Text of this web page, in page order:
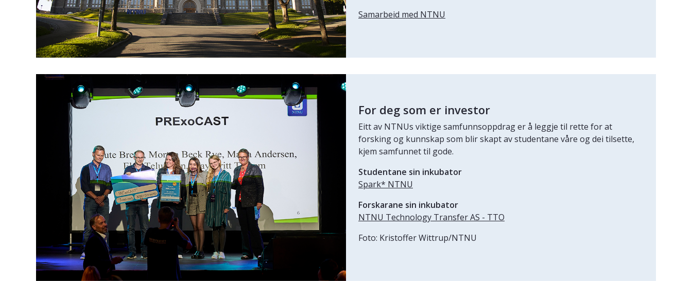
Samarbeid med NTNU
For deg som er investor
Eitt av NTNUs viktige samfunnsoppdrag er å leggje til rette for at
forsking og kunnskap som blir skapt av studentane våre og dei tilsette,
kjem samfunnet til gode.
Studentane sin inkubator
Spark* NTNU
Forskarane sin inkubator
NTNU Technology Transfer AS - TTO
Foto: Kristoffer Wittrup/NTNU